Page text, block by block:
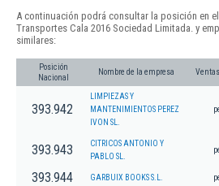
A continuación podrá consultar la posición en
Transportes Cala 2016 Sociedad Limitada. y
similares:
Posición
Nacional
Nombre de la empresa
393.942
LIMPIEZAS Y
MANTENIMIENTOS PEREZ
IVON SL.
393.943
CITRICOS ANTONIO Y
PABLO SL.
393.944 GARBUIX BOOKS S.L.